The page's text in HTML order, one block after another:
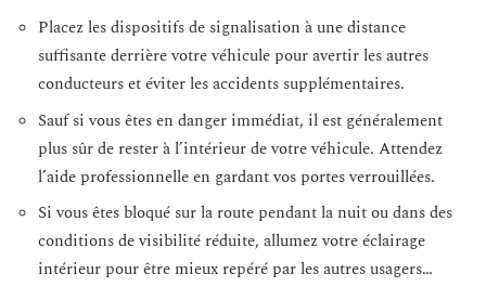
Placez les dispositifs de signalisation à une distance
suffisante derrière votre véhicule pour avertir les autres
conducteurs et éviter les accidents supplémentaires.
Sauf si vous êtes en danger immédiat, il est généralement
plus sûr de rester à l’intérieur de votre véhicule. Attendez
l’aide professionnelle en gardant vos portes verrouillées.
Si vous êtes bloqué sur la route pendant la nuit ou dans des
conditions de visibilité réduite, allumez votre éclairage
intérieur pour être mieux repéré par les autres usagers…